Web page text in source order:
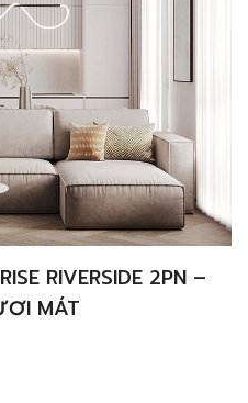
RIVERSIDE 2PN –
MÁT